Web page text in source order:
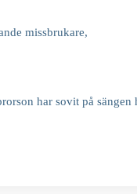
missbrukare,
har sovit på